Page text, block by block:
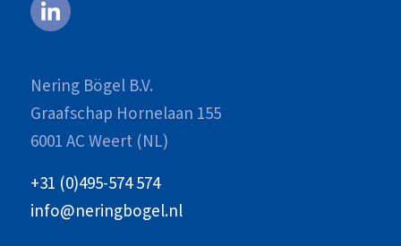
Nering Bögel B.V.
Graafschap Hornelaan 155
6001 AC Weert (NL)
+31 (0)495-574 574
info@neringbogel.nl